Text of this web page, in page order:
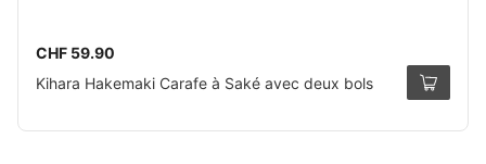
CHF 59.90
Kihara Hakemaki Carafe à Saké avec deux bols